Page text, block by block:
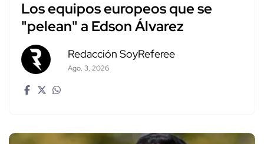
Los equipos europeos que se
"pelean" a Edson Álvarez
Redacción SoyReferee
Ago. 3, 2026